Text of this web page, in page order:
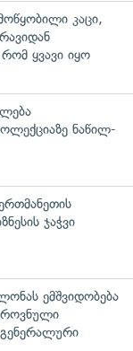
კაცი,
ყვავი იყო
ნაწილ-
ჯაჭვი
ემშვიდობება